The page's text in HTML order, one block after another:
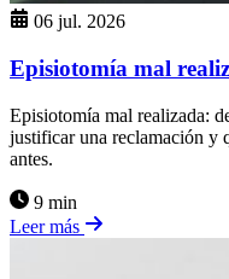
06 jul. 2026
Episiotomía mal
Episiotomía mal realizada:
justificar una reclamación y
antes.
9 min
Leer más